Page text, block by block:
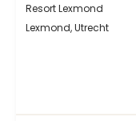
Resort Lexmond
Lexmond, Utrecht